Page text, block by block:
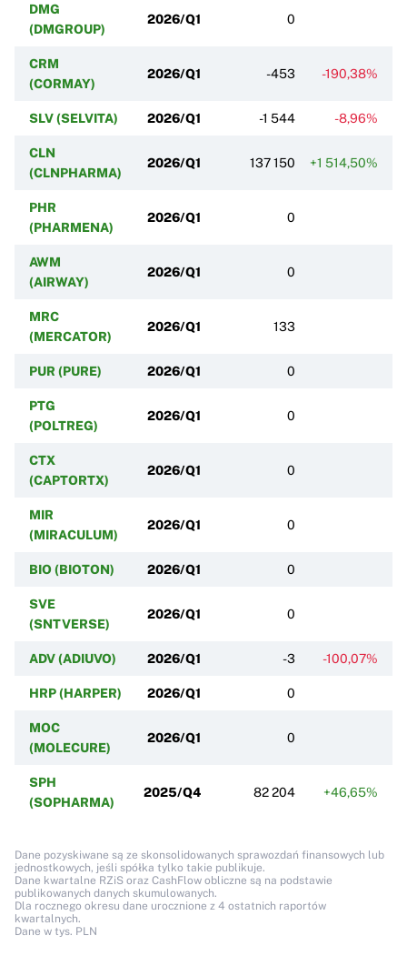
DMG
(DMGROUP)
2026/Q1 0
CRM
(CORMAY)
2026/Q1 -453 -190,38%
SLV (SELVITA) 2026/Q1 -1 544 -8,96%
CLN
(CLNPHARMA)
2026/Q1 137 150 +1 514,50%
PHR
(PHARMENA)
2026/Q1 0
AWM
(AIRWAY)
2026/Q1 0
MRC
(MERCATOR)
2026/Q1 133
PUR (PURE) 2026/Q1 0
PTG
(POLTREG)
2026/Q1 0
CTX
(CAPTORTX)
2026/Q1 0
MIR
(MIRACULUM)
2026/Q1 0
BIO (BIOTON) 2026/Q1 0
SVE
(SNTVERSE)
2026/Q1 0
ADV (ADIUVO) 2026/Q1 -3 -100,07%
HRP (HARPER) 2026/Q1 0
MOC
(MOLECURE)
2026/Q1 0
SPH
(SOPHARMA)
2025/Q4 82 204 +46,65%
Dane pozyskiwane są ze skonsolidowanych sprawozdań finansowych lub
jednostkowych, jeśli spółka tylko takie publikuje.
Dane kwartalne RZiS oraz CashFlow obliczne są na podstawie
publikowanych danych skumulowanych.
Dla rocznego okresu dane urocznione z 4 ostatnich raportów
kwartalnych.
Dane w tys. PLN